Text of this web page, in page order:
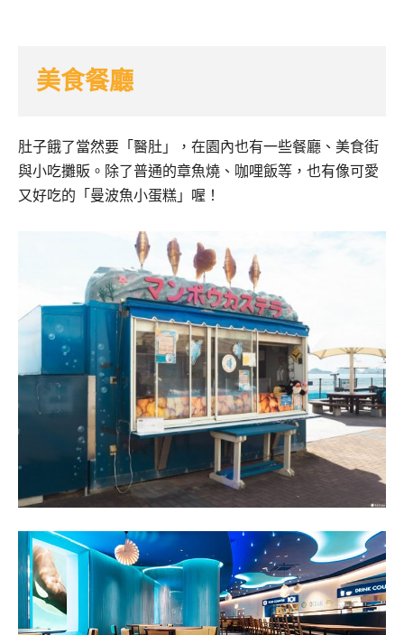
美食餐廳
肚子餓了當然要「醫肚」，在園內也有一些餐廳、美食街
與小吃攤販。除了普通的章魚燒、咖哩飯等，也有像可愛
又好吃的「曼波魚小蛋糕」喔！